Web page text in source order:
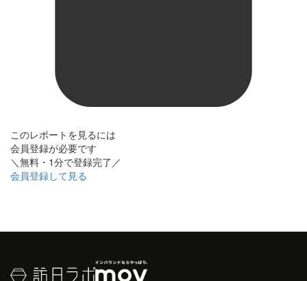
このレポートを見るには
会員登録が必要です
＼無料・1分で登録完了／
会員登録して見る